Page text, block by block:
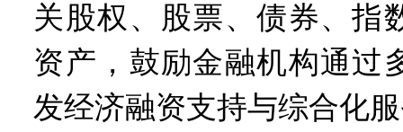
关股权、股票、债券、指
资产，鼓励金融机构通过
发经济融资支持与综合化